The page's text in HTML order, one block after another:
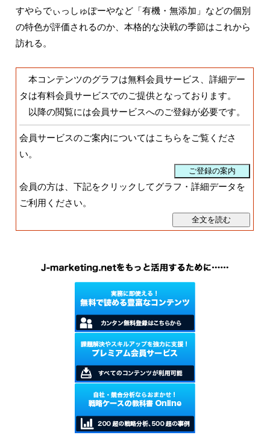
すやらでぃっしゅぽーやなど「有機・無添加」などの個別
の特色が評価されるのか、本格的な決戦の季節はこれから
訪れる。
本コンテンツのグラフは無料会員サービス、詳細デー
タは有料会員サービスでのご提供となっております。
以降の閲覧には会員サービスへのご登録が必要です。
会員サービスのご案内についてはこちらをご覧くださ
い。
会員の方は、下記をクリックしてグラフ・詳細データを
ご利用ください。